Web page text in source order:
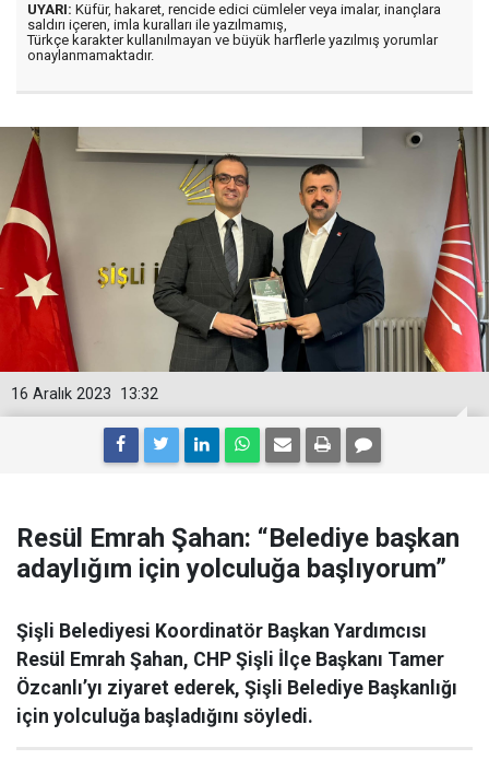
UYARI: Küfür, hakaret, rencide edici cümleler veya imalar, inançlara
saldırı içeren, imla kuralları ile yazılmamış,
Türkçe karakter kullanılmayan ve büyük harflerle yazılmış yorumlar
onaylanmamaktadır.
13:32
16 Aralık 2023
Resül Emrah Şahan: “Belediye başkan
adaylığım için yolculuğa başlıyorum”
Şişli Belediyesi Koordinatör Başkan Yardımcısı
Resül Emrah Şahan, CHP Şişli İlçe Başkanı Tamer
Özcanlı’yı ziyaret ederek, Şişli Belediye Başkanlığı
için yolculuğa başladığını söyledi.